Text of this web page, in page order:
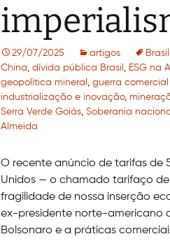
29/07/2025 artigos
China, dívida pública Brasil , ESG na
geopolítica mineral , guerra comercial
industrialização e inovação,
Serra Verde Goiás, Soberania
Almeida
O recente anúncio de tarifas de
Unidos — o chamado tarifaço
fragilidade de nossa inserção
ex-presidente norte-americano
Bolsonaro e a práticas